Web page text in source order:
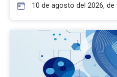
10 de agosto del 2026, de